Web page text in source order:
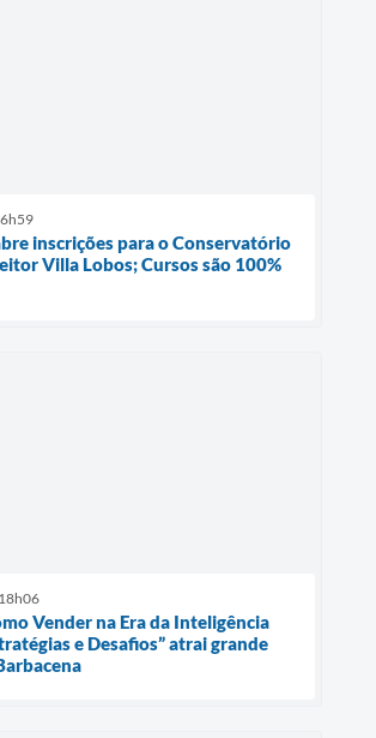
inscrições para o Conservatório
Villa Lobos; Cursos são 100%
Vender na Era da Inteligência
e Desafios” atrai grande